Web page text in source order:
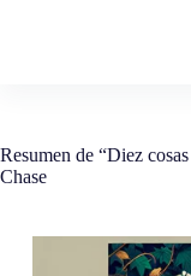
Resumen de “Diez
Chase